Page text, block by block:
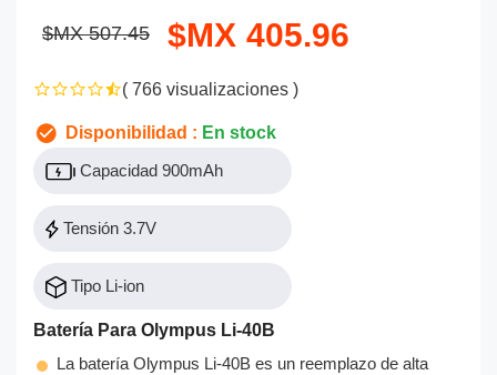
$MX 507.45 $MX 405.96
( 766 visualizaciones )
Disponibilidad : En stock
Capacidad 900mAh
Tensión 3.7V
Tipo Li-ion
Batería Para Olympus Li-40B
La batería Olympus Li-40B es un reemplazo de alta